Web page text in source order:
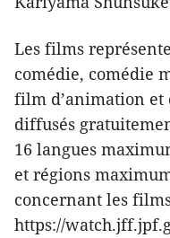
Les films
comédie, comédie
film d’animation et
diffusés
16 langues
et régions
concernant les
https://